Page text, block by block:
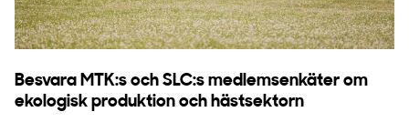
Besvara MTK:s och SLC:s medlemsenkäter om
ekologisk produktion och hästsektorn